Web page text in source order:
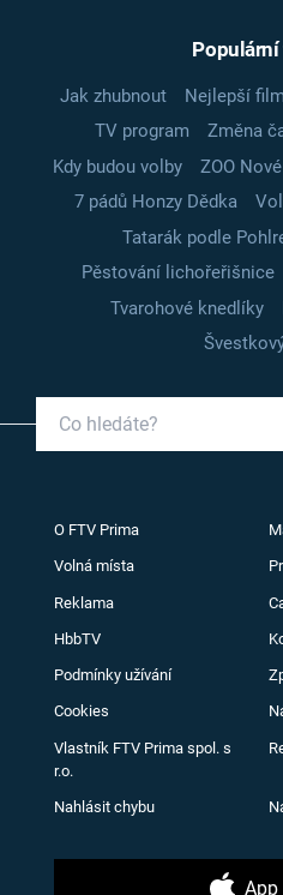
Jak zhubnout Nejlepší
TV program
Změna
Kdy budou volby
ZOO
7 pádů Honzy Dědka
Tatarák podle
Pěstování lichořeřišnice
Tvarohové knedlíky
O FTV Prima
Volná místa
Reklama
HbbTV
Podmínky užívání
Cookies
Vlastník FTV Prima spol. s
r.o.
Nahlásit chybu
App